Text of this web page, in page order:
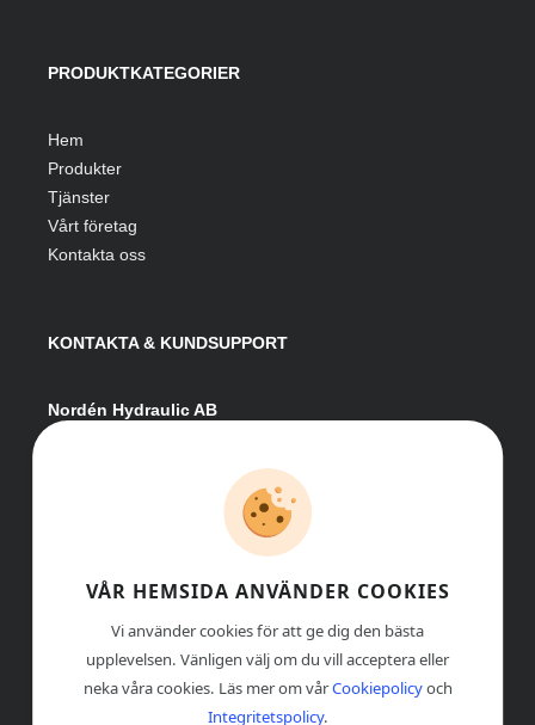
PRODUKTKATEGORIER
Hem
Produkter
Tjänster
Vårt företag
Kontakta oss
KONTAKTA & KUNDSUPPORT
Nordén Hydraulic AB
info@nordenhydraulic.se
Org-nr: 556531-8424
VÅR HEMSIDA ANVÄNDER COOKIES
Vi använder cookies för att ge dig den bästa
upplevelsen. Vänligen välj om du vill acceptera eller
neka våra cookies. Läs mer om vårCookiepolicyoch
Integritetspolicy.